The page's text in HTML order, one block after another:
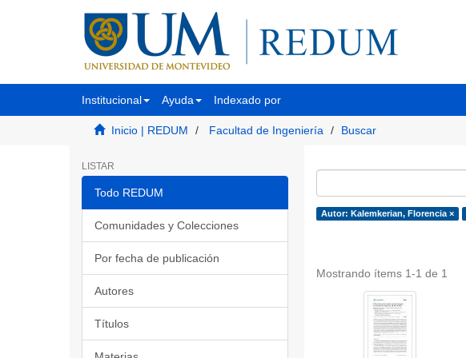
Institucional Ayuda Indexado por
Inicio | REDUM Facultad de Ingeniería Buscar
LISTAR
Todo REDUM
Comunidades y Colecciones
Por fecha de publicación
Autores
Títulos
Autor: Kalemkerian, Florencia ×
Mostrando ítems 1-1 de 1